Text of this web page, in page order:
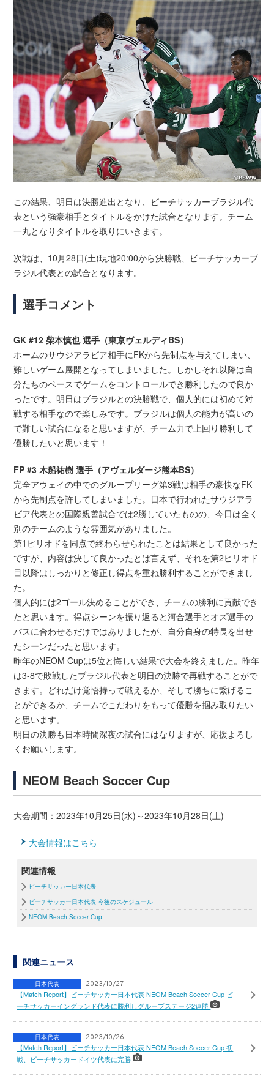
この結果、明日は決勝進出となり、ビーチサッカーブラジル代
表という強豪相手とタイトルをかけた試合となります。チーム
一丸となりタイトルを取りにいきます。
次戦は、10月28日(土)現地20:00から決勝戦、ビーチサッカーブ
ラジル代表との試合となります。
選手コメント
GK #12 柴本慎也 選手（東京ヴェルディBS）
ホームのサウジアラビア相手にFKから先制点を与えてしまい、
難しいゲーム展開となってしまいました。しかしそれ以降は自
分たちのペースでゲームをコントロールでき勝利したので良か
ったです。明日はブラジルとの決勝戦で、個人的には初めて対
戦する相手なので楽しみです。ブラジルは個人の能力が高いの
で難しい試合になると思いますが、チーム力で上回り勝利して
優勝したいと思います！
FP #3 木船祐樹 選手（アヴェルダージ熊本BS）
完全アウェイの中でのグループリーグ第3戦は相手の豪快なFK
から先制点を許してしまいました。日本で行われたサウジアラ
ビア代表との国際親善試合では2勝していたものの、今日は全く
別のチームのような雰囲気がありました。
第1ピリオドを同点で終わらせられたことは結果として良かった
ですが、内容は決して良かったとは言えず、それを第2ピリオド
目以降はしっかりと修正し得点を重ね勝利することができまし
た。
個人的には2ゴール決めることができ、チームの勝利に貢献でき
たと思います。得点シーンを振り返ると河合選手とオズ選手の
パスに合わせるだけではありましたが、自分自身の特長を出せ
たシーンだったと思います。
昨年のNEOM Cupは5位と悔しい結果で大会を終えました。昨年
は3-8で敗戦したブラジル代表と明日の決勝で再戦することがで
きます。どれだけ覚悟持って戦えるか、そして勝ちに繋げるこ
とができるか、チームでこだわりをもって優勝を掴み取りたい
と思います。
明日の決勝も日本時間深夜の試合にはなりますが、応援よろし
くお願いします。
NEOM Beach Soccer Cup
大会期間：2023年10月25日(水)～2023年10月28日(土)
大会情報はこちら
関連情報
ビーチサッカー日本代表
ビーチサッカー日本代表 今後のスケジュール
NEOM Beach Soccer Cup
関連ニュース
日本代表 2023/10/27
【Match Report】ビーチサッカー日本代表 NEOM Beach Soccer Cup ビ
ーチサッカーイングランド代表に勝利しグループステージ2連勝
日本代表 2023/10/26
【Match Report】ビーチサッカー日本代表 NEOM Beach Soccer Cup 初
戦、ビーチサッカードイツ代表に完勝